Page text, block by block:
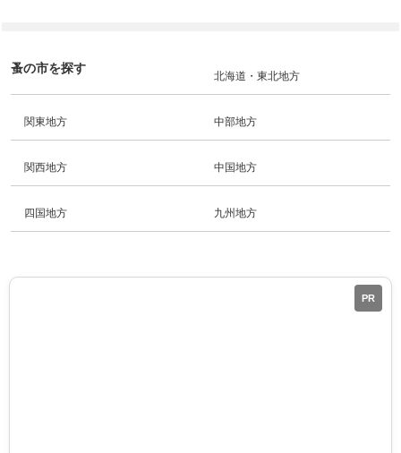
蚤の市を探す
北海道・東北地方
関東地方 中部地方
関西地方 中国地方
四国地方 九州地方
PR